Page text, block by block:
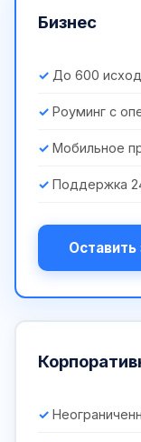
Бизнес
До 600
Роуминг с
Мобильное
Поддержка
Оставить